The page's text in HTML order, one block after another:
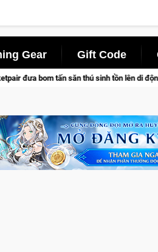
Gear Gift Code
sinh tồn lên di động với tên gọi Palworld